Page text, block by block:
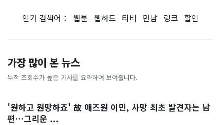
인기 검색어： 웹툰 웹하드 티비 만남 링크 할인
가장 많이 본 뉴스
누적 조회수가 높은 기사를 요약하여 보여줍니다.
'원하고 원망하죠' 故 애즈원 이민, 사망 최초 발견자는 남
편…그리운 ...